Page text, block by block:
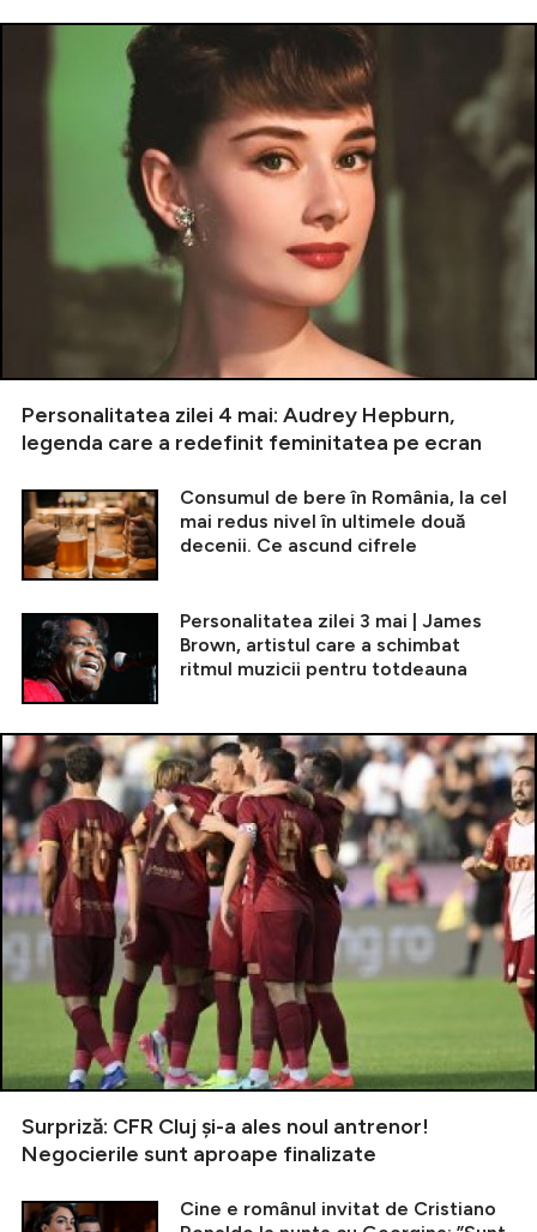
Personalitatea zilei 4 mai: Audrey Hepburn,
legenda care a redefinit feminitatea pe ecran
Consumul de bere în România, la cel
mai redus nivel în ultimele două
decenii. Ce ascund cifrele
Personalitatea zilei 3 mai | James
Brown, artistul care a schimbat
ritmul muzicii pentru totdeauna
Surpriză: CFR Cluj și-a ales noul antrenor!
Negocierile sunt aproape finalizate
Cine e românul invitat de Cristiano